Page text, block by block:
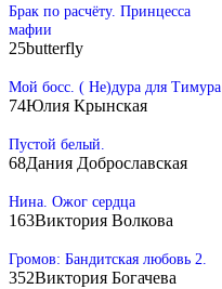
Брак по расчёту. Принцесса
мафии
25butterfly
Мой босс. ( Не)дура для Тимура
74Юлия Крынская
Пустой белый.
68Дания Доброславская
Нина. Ожог сердца
163Виктория Волкова
Громов: Бандитская любовь 2.
352Виктория Богачева